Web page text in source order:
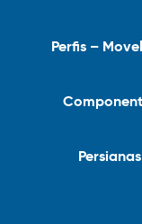
Perfis –
Persianas